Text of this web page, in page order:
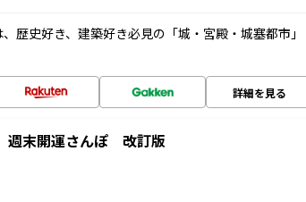
歴史好き、建築好き必見の「城・宮殿・城塞都市」
詳細を見る
末開運さんぽ 改訂版